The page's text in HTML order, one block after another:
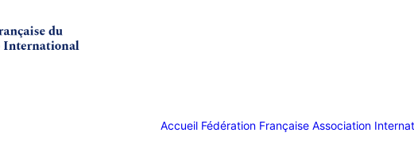
Accueil Fédération Française Association